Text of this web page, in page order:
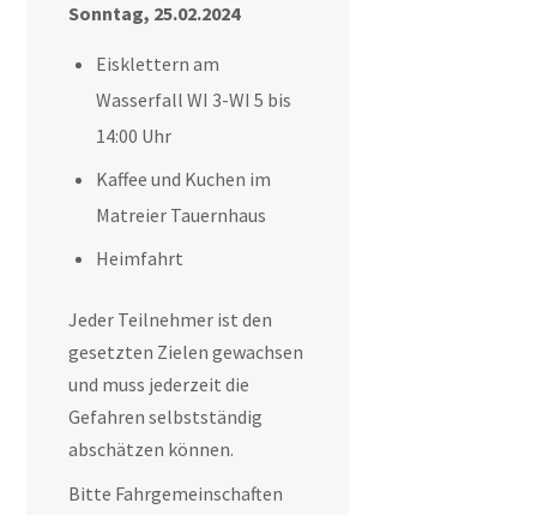
Sonntag, 25.02.2024
Eisklettern am
Wasserfall WI 3-WI 5 bis
14:00 Uhr
Kaffee und Kuchen im
Matreier Tauernhaus
Heimfahrt
Jeder Teilnehmer ist den
gesetzten Zielen gewachsen
und muss jederzeit die
Gefahren selbstständig
abschätzen können.
Bitte Fahrgemeinschaften